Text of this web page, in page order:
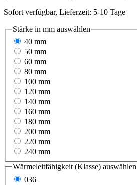
Sofort verfügbar, Lieferzeit: 5-10 Tage
Stärke in mm auswählen
40 mm
50 mm
60 mm
80 mm
100 mm
120 mm
140 mm
160 mm
180 mm
200 mm
220 mm
240 mm
Wärmeleitfähigkeit (Klasse) auswählen
036